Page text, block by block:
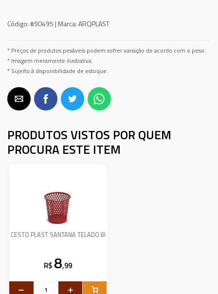
Código:#90495 | Marca:ARQPLAST
* Preços de produtos pesáveis podem sofrer variação de acordo com o peso.
* Imagem meramente ilustrativa.
* Sujeito à disponibilidade de estoque.
PRODUTOS VISTOS POR QUEM
PROCURA ESTE ITEM
CESTO PLAST SANTANA TELADO 8l
R$ 8,99